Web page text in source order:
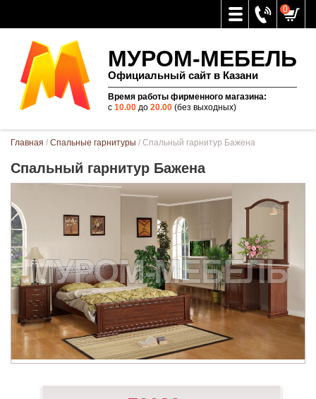
0
МУРОМ-МЕБЕЛЬ
Официальный сайт в Казани
Время работы фирменного магазина:
с 10.00до 20.00(без выходных)
Вы здесь
Главная / Спальные гарнитуры / Спальный гарнитур Бажена
Спальный гарнитур Бажена